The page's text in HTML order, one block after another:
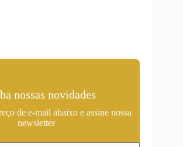
nossas novidades
de e-mail abaixo e assine nossa
newsletter